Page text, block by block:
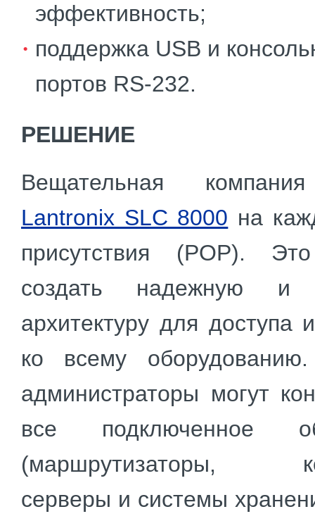
эффективность;
поддержка USB и
портов RS-232.
РЕШЕНИЕ
Вещательная
Lantronix SLC 8000 на
присутствия (POP).
создать надежную и
архитектуру для доступа
ко всему
администраторы могут
все подключенное
(маршрутизаторы,
серверы и системы